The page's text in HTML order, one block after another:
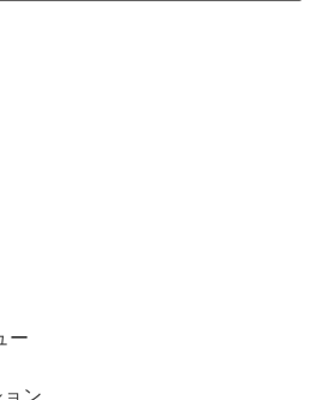
ー
ン